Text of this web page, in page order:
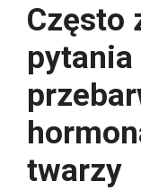
Często
twarzy